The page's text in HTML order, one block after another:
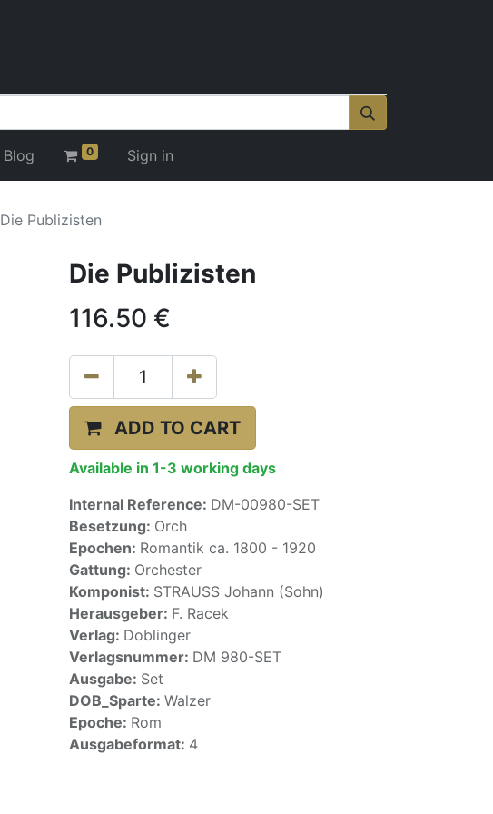
Blog 0 Sign in
Die Publizisten
Die Publizisten
116.50 €
ADD TO CART
Available in 1-3 working days
Internal Reference: DM-00980-SET
Besetzung: Orch
Epochen: Romantik ca. 1800 - 1920
Gattung: Orchester
Komponist: STRAUSS Johann (Sohn)
Herausgeber: F. Racek
Verlag: Doblinger
Verlagsnummer: DM 980-SET
Ausgabe: Set
DOB_Sparte: Walzer
Epoche: Rom
Ausgabeformat: 4